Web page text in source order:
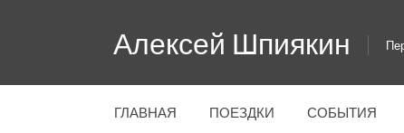
Алексей Шпиякин
ГЛАВНАЯ ПОЕЗДКИ СОБЫТИЯ